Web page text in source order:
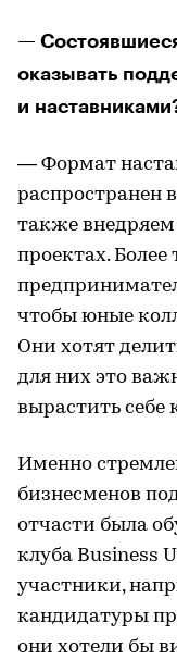
—
оказывать
и
— Формат
распространен
также
проектах.
чтобы юные
Они хотят
для них это
вырастить себе
Именно
бизнесменов
отчасти была
клуба Business
участники,
кандидатуры
они хотели бы